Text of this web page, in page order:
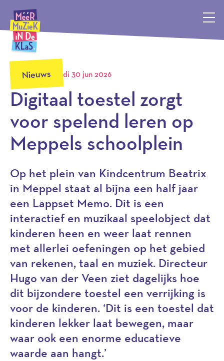
Méér Muziek in de Klas, terug naar de homepagina
Nieuws di 30 jun 2026
Digitaal toestel zorgt
voor spelend leren op
Meppels schoolplein
Op het plein van Kindcentrum Beatrix
in Meppel staat al bijna een half jaar
een Lappset Memo. Dit is een
interactief en muzikaal speelobject dat
kinderen heen en weer laat rennen
met allerlei oefeningen op het gebied
van rekenen, taal en muziek. Directeur
Hugo van der Veen ziet dagelijks hoe
dit bijzondere toestel een verrijking is
voor de kinderen. ‘Dit is een toestel dat
kinderen lekker laat bewegen, maar
waar ook een enorme educatieve
waarde aan hangt.’